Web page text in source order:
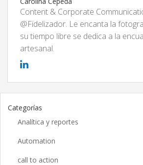
Content & Corporate
@Fidelizador. Le encanta la
su tiempo libre se dedica a la
artesanal.
Categorías
Analítica y reportes
Automation
call to action